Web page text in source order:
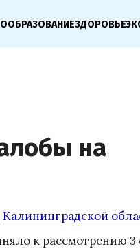
ОБРАЗОВАНИЕЗДОРОВЬЕ
на
Калининградской
к рассмотрению